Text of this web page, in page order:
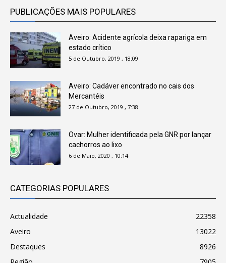
PUBLICAÇÕES MAIS POPULARES
Aveiro: Acidente agrícola deixa rapariga em
estado crítico
5 de Outubro, 2019 , 18:09
Aveiro: Cadáver encontrado no cais dos
Mercantéis
27 de Outubro, 2019 , 7:38
Ovar: Mulher identificada pela GNR por lançar
cachorros ao lixo
6 de Maio, 2020 , 10:14
CATEGORIAS POPULARES
Actualidade
22358
Aveiro
13022
Destaques
8926